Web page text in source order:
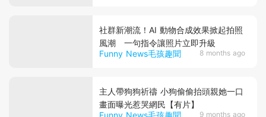
Funny News毛孩趣聞 8 months ago
社群新潮流！AI 動物合成效果掀起拍照
風潮 一句指令讓照片立即升級
Funny News毛孩趣聞 9 months ago
主人帶狗狗祈禱 小狗偷偷抬頭親她一口
畫面曝光惹哭網民【有片】